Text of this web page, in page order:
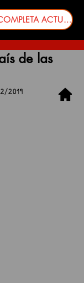
VER CARTELERA COMPLETA ACTUALIZADA
de las
2019